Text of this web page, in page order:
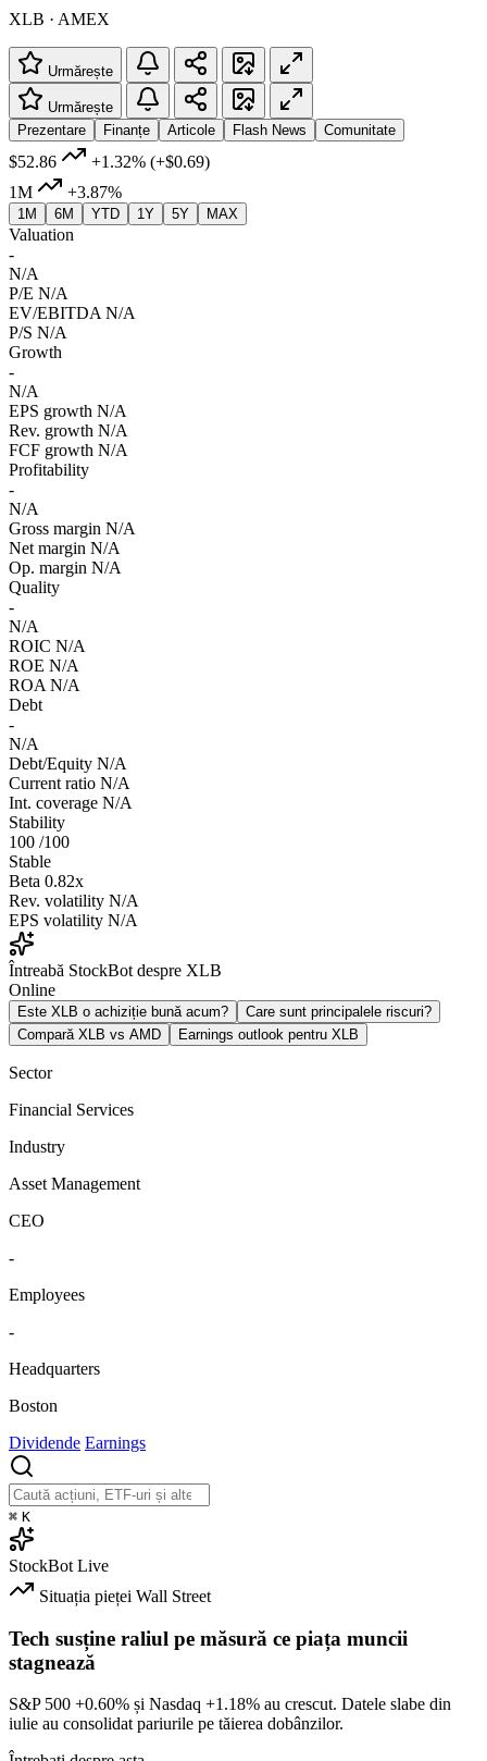
XLB · AMEX
Urmărește
Urmărește
Prezentare
Finanțe Articole Flash News Comunitate
$52.86 +1.32% (+$0.69)
1M
+3.87%
1M 6M YTD 1Y 5Y MAX
Valuation
-
N/A
P/E N/A
EV/EBITDA N/A
P/S N/A
Growth
-
N/A
EPS growth N/A
Rev. growth N/A
FCF growth N/A
Profitability
-
N/A
Gross margin N/A
Net margin N/A
Op. margin N/A
Quality
-
N/A
ROIC N/A
ROE N/A
ROA N/A
Debt
-
N/A
Debt/Equity N/A
Current ratio N/A
Int. coverage N/A
Stability
100 /100
Stable
Beta 0.82x
Rev. volatility N/A
EPS volatility N/A
Întreabă StockBot despre XLB
Online
Este XLB o achiziție bună acum?
Care sunt principalele riscuri?
Compară XLB vs AMD
Earnings outlook pentru XLB
Sector
Financial Services
Industry
Asset Management
CEO
-
Employees
-
Headquarters
Boston
Dividende Earnings
⌘ K
StockBot Live
Situația pieței Wall Street
Tech susține raliul pe măsură ce piața muncii
stagnează
S&P 500 +0.60% și Nasdaq +1.18% au crescut. Datele slabe din
iulie au consolidat pariurile pe tăierea dobânzilor.